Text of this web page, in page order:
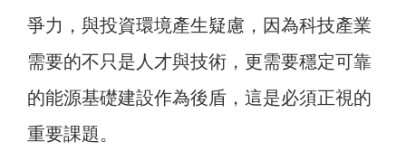
爭力，與投資環境產生疑慮，因為科技產業
需要的不只是人才與技術，更需要穩定可靠
的能源基礎建設作為後盾，這是必須正視的
重要課題。